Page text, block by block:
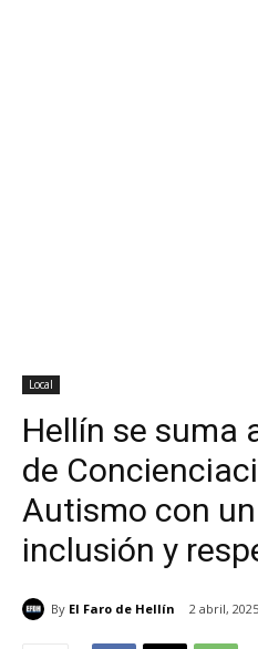
Local
Hellín se suma
de
Autismo con
inclusión y
By El Faro de Hellín 2 abril, 2025